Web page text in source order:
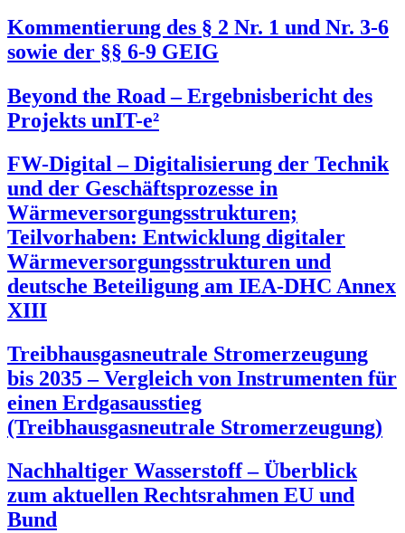
Kommentierung des § 2 Nr. 1 und Nr. 3-6
sowie der §§ 6-9 GEIG
Beyond the Road – Ergebnisbericht des
Projekts unIT-e²
FW-Digital – Digitalisierung der Technik
und der Geschäftsprozesse in
Wärmeversorgungsstrukturen;
Teilvorhaben: Entwicklung digitaler
Wärmeversorgungsstrukturen und
deutsche Beteiligung am IEA-DHC Annex
XIII
Treibhausgasneutrale Stromerzeugung
bis 2035 – Vergleich von Instrumenten für
einen Erdgasausstieg
(Treibhausgasneutrale Stromerzeugung)
Nachhaltiger Wasserstoff – Überblick
zum aktuellen Rechtsrahmen EU und
Bund